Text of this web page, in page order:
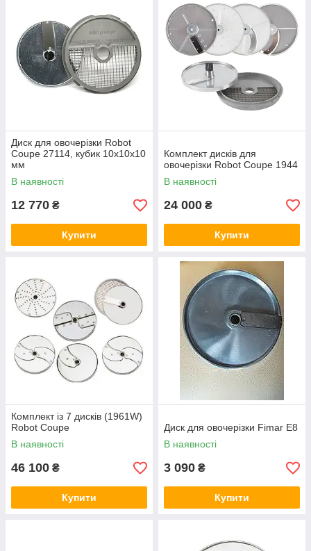
Диск для овочерізки Robot
Coupe 27114, кубик 10х10х10
мм
В наявності
12 770 ₴
Купити
Комплект дисків для
овочерізки Robot Coupe 1944
В наявності
24 000 ₴
Купити
Комплект із 7 дисків (1961W)
Robot Coupe
В наявності
46 100 ₴
Купити
Диск для овочерізки Fimar E8
В наявності
3 090 ₴
Купити